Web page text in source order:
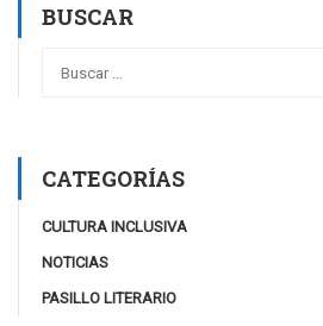
BUSCAR
CATEGORÍAS
CULTURA INCLUSIVA
NOTICIAS
PASILLO LITERARIO